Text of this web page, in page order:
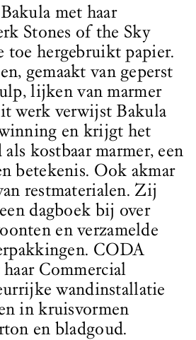
met haar
Stones of the Sky
toe hergebruikt papier.
gemaakt van geperst
lijken van marmer
werk verwijst Bakula
en krijgt het
kostbaar marmer, een
betekenis. Ook akmar
restmaterialen. Zij
dagboek bij over
en verzamelde
CODA
Commercial
wandinstallatie
in kruisvormen
en bladgoud.